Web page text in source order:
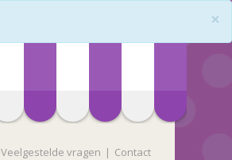
×
Veelgestelde vragen Contact